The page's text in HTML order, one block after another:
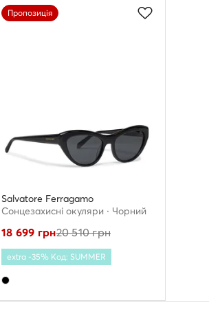
Пропозиція
Salvatore Ferragamo
Сонцезахисні окуляри · Чорний
18 699 грн20 510грн
extra -35% Код: SUMMER